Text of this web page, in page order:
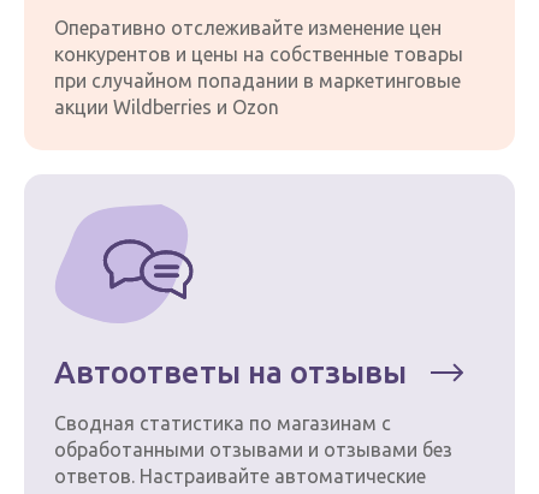
Оперативно отслеживайте изменение цен
конкурентов и цены на собственные товары
при случайном попадании в маркетинговые
акции Wildberries и Ozon
Автоответы на отзывы
Сводная статистика по магазинам с
обработанными отзывами и отзывами без
ответов. Настраивайте автоматические